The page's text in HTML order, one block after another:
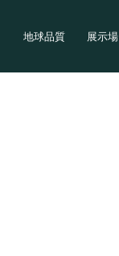
地球品質 展示場